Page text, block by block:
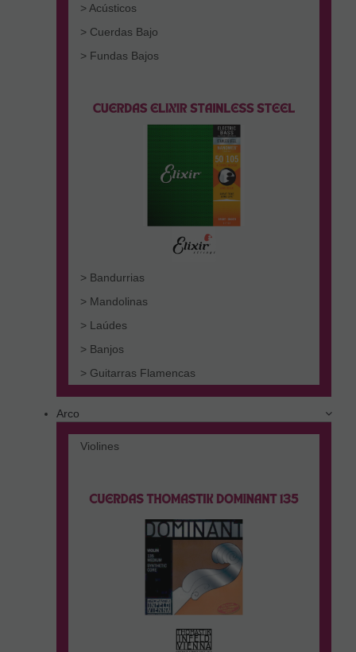
> Acústicos
> Cuerdas Bajo
> Fundas Bajos
> Bandurrias
> Mandolinas
> Laúdes
> Banjos
> Guitarras Flamencas
Arco
Violines